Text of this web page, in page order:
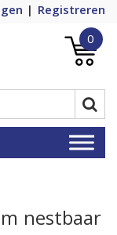
Registreren
0
nestbaar